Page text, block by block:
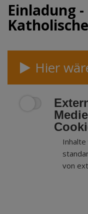
Einladung
Hier
von